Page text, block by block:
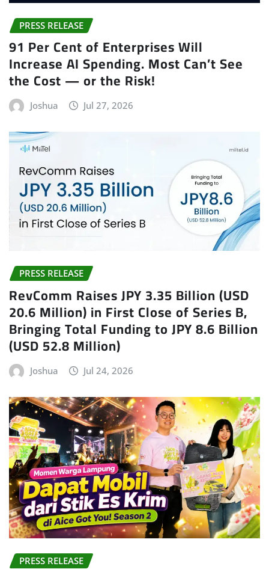
PRESS RELEASE
91 Per Cent of Enterprises Will
Increase AI Spending. Most Can’t See
the Cost — or the Risk!
Joshua Jul 27, 2026
PRESS RELEASE
RevComm Raises JPY 3.35 Billion (USD
20.6 Million) in First Close of Series B,
Bringing Total Funding to JPY 8.6 Billion
(USD 52.8 Million)
Joshua Jul 24, 2026
PRESS RELEASE